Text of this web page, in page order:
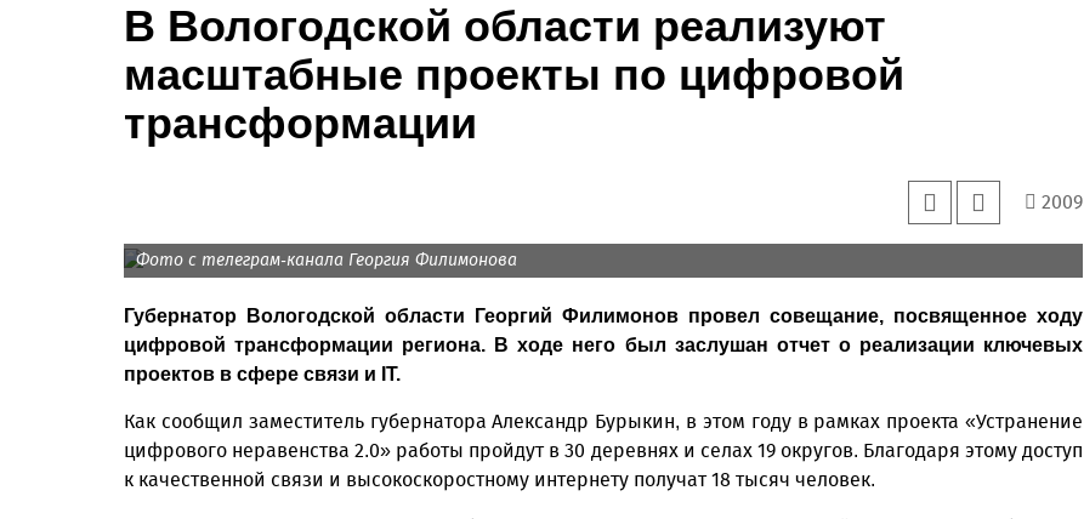
В Вологодской области реализуют
масштабные проекты по цифровой
трансформации
2009
Фото с телеграм-канала Георгия Филимонова
Губернатор Вологодской области Георгий Филимонов провел совещание, посвященное ходу
цифровой трансформации региона. В ходе него был заслушан отчет о реализации ключевых
проектов в сфере связи и IT.
Как сообщил заместитель губернатора Александр Бурыкин, в этом году в рамках проекта «Устранение
цифрового неравенства 2.0» работы пройдут в 30 деревнях и селах 19 округов. Благодаря этому доступ
к качественной связи и высокоскоростному интернету получат 18 тысяч человек.